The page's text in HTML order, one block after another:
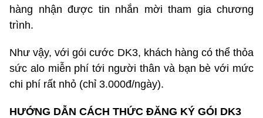
hàng nhận được tin nhắn mời tham gia chương
trình.
Như vậy, với gói cước DK3, khách hàng có thể thỏa
sức alo miễn phí tới người thân và bạn bè với mức
chi phí rất nhỏ (chỉ 3.000đ/ngày).
HƯỚNG DẪN CÁCH THỨC ĐĂNG KÝ GÓI DK3